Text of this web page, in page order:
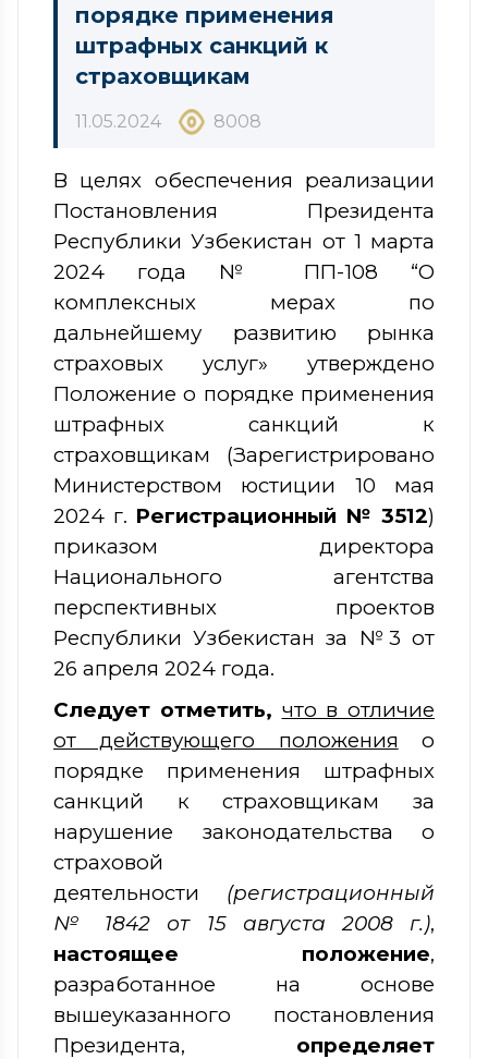
порядке применения
штрафных санкций к
страховщикам
11.05.2024 8008
В целях обеспечения реализации
Постановления Президента
Республики Узбекистан от 1 марта
2024 года № ПП-108 “О
комплексных мерах по
дальнейшему развитию рынка
страховых услуг» утверждено
Положение о порядке применения
штрафных санкций к
страховщикам (Зарегистрировано
Министерством юстиции 10 мая
2024 г. Регистрационный № 3512)
приказом директора
Национального агентства
перспективных проектов
Республики Узбекистан за №3 от
26 апреля 2024 года.
Следует отметить, что в отличие
от действующего положения о
порядке применения штрафных
санкций к страховщикам за
нарушение законодательства о
страховой
деятельности (регистрационный
№ 1842 от 15 августа 2008 г.),
настоящее положение,
разработанное на основе
вышеуказанного постановления
Президента, определяет